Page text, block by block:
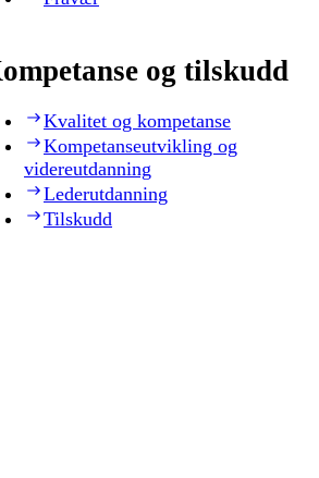
og tilskudd
Kvalitet og kompetanse
Kompetanseutvikling og
videreutdanning
Lederutdanning
Tilskudd